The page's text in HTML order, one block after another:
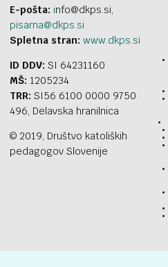
E-pošta: info@dkps.si,
pisarna@dkps.si
Spletna stran: www.dkps.si
ID DDV: SI 64231160
MŠ: 1205234
TRR: SI56 6100 0000 9750
496, Delavska hranilnica
© 2019, Društvo katoliških
pedagogov Slovenije